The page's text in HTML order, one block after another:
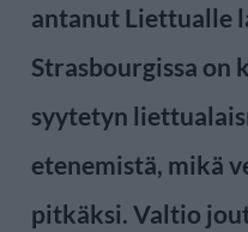
antanut Liettualle
Strasbourgissa on
syytetyn
etenemistä, mikä
pitkäksi. Valtio